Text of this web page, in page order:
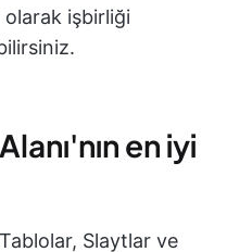
olarak işbirliği
en iyi
Slaytlar ve